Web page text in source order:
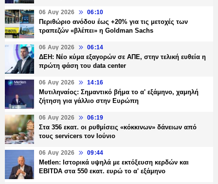
06 Αυγ 2026 06:10
Περιθώριο ανόδου έως +20% για τις μετοχές των
τραπεζών «βλέπει» η Goldman Sachs
06 Αυγ 2026 06:14
ΔΕΗ: Νέο κύμα εξαγορών σε ΑΠΕ, στην τελική ευθεία η
πρώτη φάση του data center
06 Αυγ 2026 14:16
Μυτιληναίος: Σημαντικό βήμα το α' εξάμηνο, χαμηλή
ζήτηση για γάλλιο στην Ευρώπη
06 Αυγ 2026 06:19
Στα 356 εκατ. οι ρυθμίσεις «κόκκινων» δάνειων από
τους servicers τον Ιούνιο
06 Αυγ 2026 09:44
Metlen: Ιστορικά υψηλά με εκτόξευση κερδών και
EBITDA στα 550 εκατ. ευρώ το α' εξάμηνο